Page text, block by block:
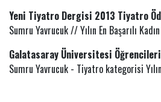
Yeni Tiyatro Dergisi 2013 Tiyatro
Sumru Yavrucuk // Yılın En Başarılı
Galatasaray Üniversitesi Öğrencileri
Sumru Yavrucuk - Tiyatro kategorisi